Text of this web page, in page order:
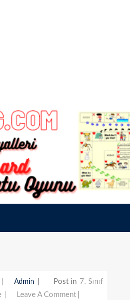
Wild
Admin Post in 7. Sınıf
Leave A Comment